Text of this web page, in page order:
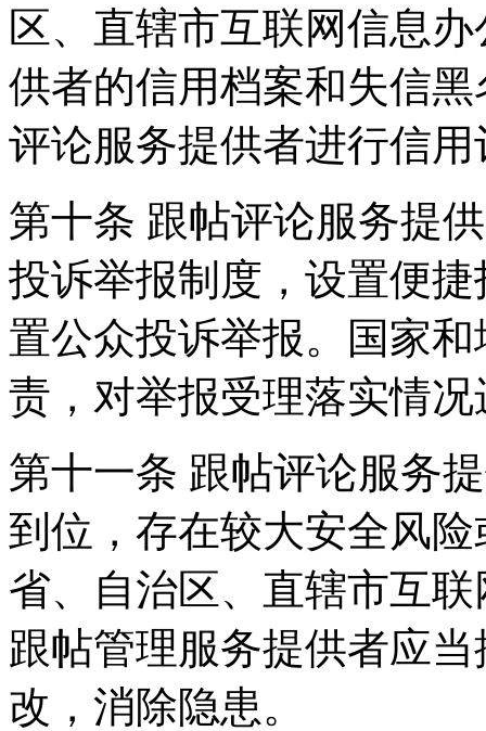
区、直辖市互联网信息
供者的信用档案和失信
评论服务提供者进行信用
第十条 跟帖评论服务提
投诉举报制度，设置便
置公众投诉举报。国家
责，对举报受理落实情
第十一条 跟帖评论服务
到位，存在较大安全风
省、自治区、直辖市互
跟帖管理服务提供者应
改，消除隐患。